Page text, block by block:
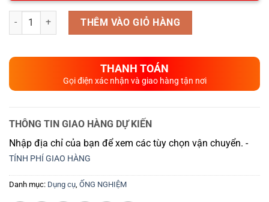
Số lượng THÊM VÀO GIỎ HÀNG
THANH TOÁN
Gọi điện xác nhận và giao hàng tận nơi
THÔNG TIN GIAO HÀNG DỰ KIẾN
Nhập địa chỉ của bạn để xem các tùy chọn vận chuyển. -
TÍNH PHÍ GIAO HÀNG
Danh mục: Dụng cụ, ỐNG NGHIỆM